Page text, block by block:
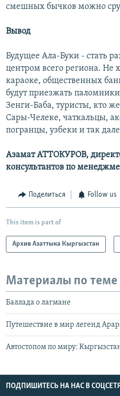
смешных бычков можно
Вывод
Будущее Ала-Буки - стать
центром всего региона. Не
караоке, общественных
будут приезжать
Зенги-Баба, туристы, кто
Сары-Челеке, чаткальцы,
погранцы, узбеки и так
Азамат АТТОКУРОВ, д
консультантов по
Поделиться Follow us
This item is part of
Архив Азаттыка Кыргызстан
Материалы по теме
Баллада о лагмане
Путешествие в мир легенд
Автостопом по миру:
ПОДПИШИТЕСЬ НА НАС В